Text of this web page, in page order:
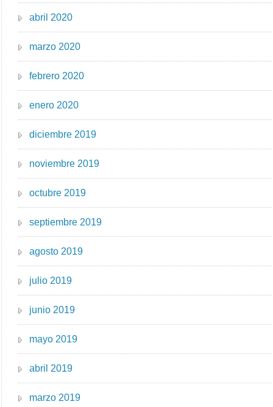
abril 2020
marzo 2020
febrero 2020
enero 2020
diciembre 2019
noviembre 2019
octubre 2019
septiembre 2019
agosto 2019
julio 2019
junio 2019
mayo 2019
abril 2019
marzo 2019